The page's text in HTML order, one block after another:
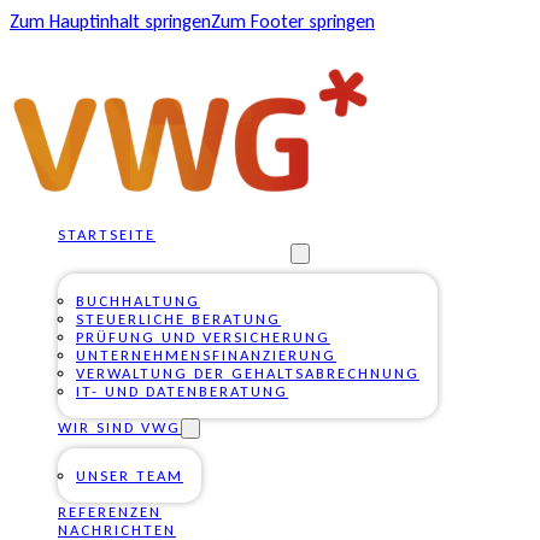
Zum Hauptinhalt springenZum Footer springen
STARTSEITE
BUCHHALTUNG
STEUERLICHE BERATUNG
PRÜFUNG UND VERSICHERUNG
UNTERNEHMENSFINANZIERUNG
VERWALTUNG DER GEHALTSABRECHNUNG
IT- UND DATENBERATUNG
WIR SIND VWG
UNSER TEAM
REFERENZEN
NACHRICHTEN